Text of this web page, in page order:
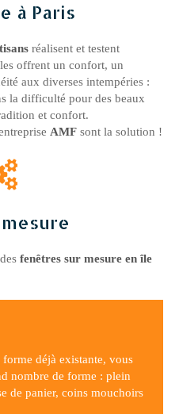
à Paris
réalisent et testent
offrent un confort, un
aux diverses intempéries :
la difficulté pour des beaux
et confort.
AMF sont la solution !
fenêtres sur mesure en île
déjà existante, vous
nombre de forme : plein
de panier, coins mouchoirs